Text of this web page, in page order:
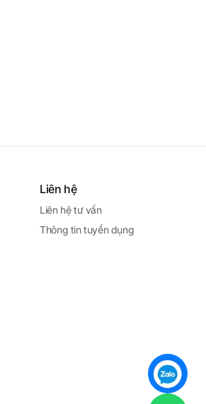
Liên hệ
Liên hệ tư vấn
Thông tin tuyển dụng